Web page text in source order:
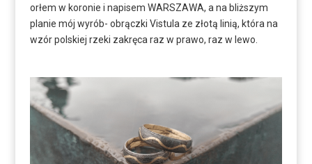
orłem w koronie i napisem WARSZAWA, a na bliższym
planie mój wyrób- obrączki Vistula ze złotą linią, która na
wzór polskiej rzeki zakręca raz w prawo, raz w lewo.